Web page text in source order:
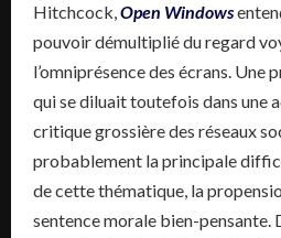
Hitchcock,Open Windows
pouvoir démultiplié du regard
l’omniprésence des écrans. Une
qui se diluait toutefois dans une
critique grossière des réseaux
probablement la principale
de cette thématique, la
sentence morale bien-pensante.